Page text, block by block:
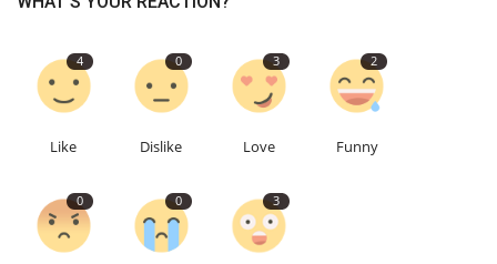
4
Like
0
Dislike
3
Love
2
Funny
0 0 3